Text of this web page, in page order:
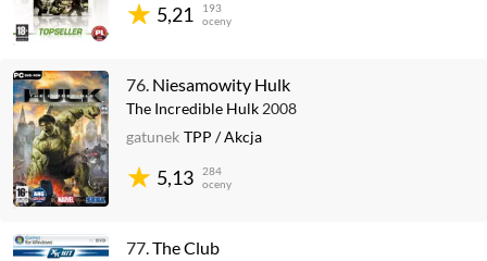
5,21
193
oceny
76. Niesamowity Hulk
The Incredible Hulk 2008
5,13
284
oceny
gatunek TPP /Akcja
77.The Club